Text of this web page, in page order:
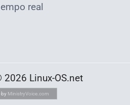
real
Linux-OS.net
by MinistryVoice.com